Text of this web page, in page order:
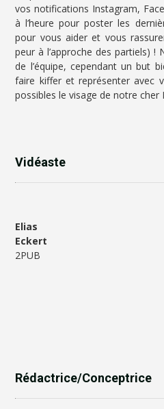
vos notifications Instagram,
à l’heure pour poster les
pour vous aider et vous
peur à l’approche des partiels)
de l’équipe, cependant un but
faire kiffer et représenter avec
possibles le visage de notre cher
Vidéaste
Elias
Eckert
2PUB
Rédactrice/Conceptrice